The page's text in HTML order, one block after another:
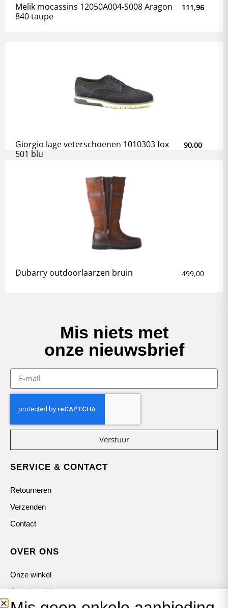
Melik mocassins 12050A004-S008 Aragon
840 taupe
111,96
Giorgio lage veterschoenen 1010303 fox
501 blu
90,00
Dubarry outdoorlaarzen bruin 499,00
Mis niets met
onze nieuwsbrief
Verstuur
SERVICE & CONTACT
Retourneren
Verzenden
Contact
OVER ONS
Onze winkel
Openingstijden